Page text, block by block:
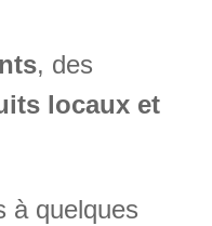
, des
locaux et
à quelques